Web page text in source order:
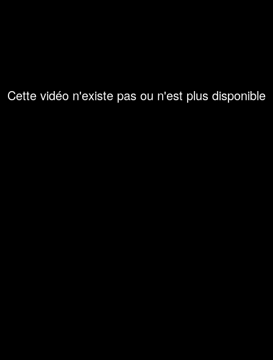
Cette vidéo n'existe pas ou n'est plus disponible